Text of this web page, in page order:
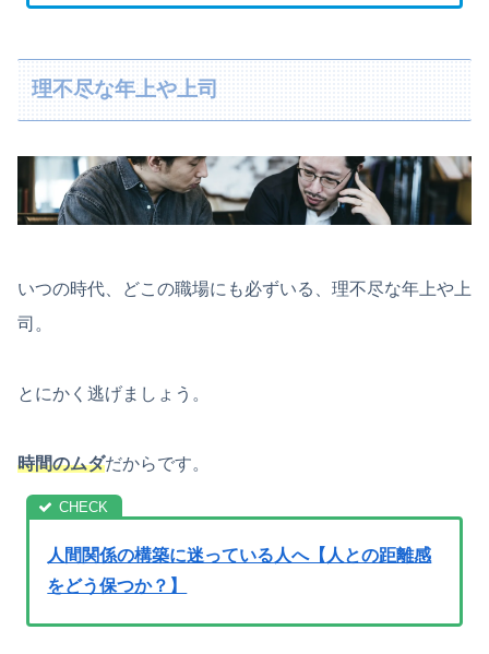
理不尽な年上や上司
いつの時代、どこの職場にも必ずいる、理不尽な年上や上
司。
とにかく逃げましょう。
時間のムダだからです。
人間関係の構築に迷っている人へ【人との距離感
をどう保つか？】